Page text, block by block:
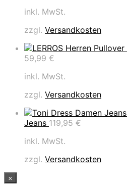
inkl. MwSt.
zzgl. Versandkosten
59,99 €
inkl. MwSt.
zzgl. Versandkosten
Jeans 119,95 €
inkl. MwSt.
zzgl. Versandkosten
×